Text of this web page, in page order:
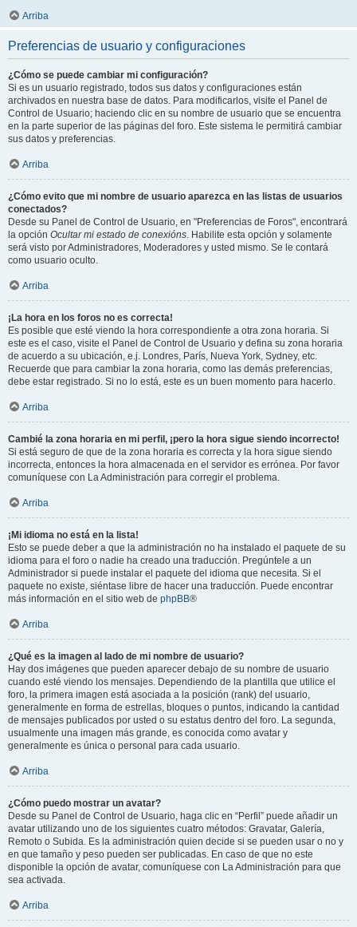
Arriba
Preferencias de usuario y configuraciones
¿Cómo se puede cambiar mi configuración?
Si es un usuario registrado, todos sus datos y configuraciones están
archivados en nuestra base de datos. Para modificarlos, visite el Panel de
Control de Usuario; haciendo clic en su nombre de usuario que se encuentra
en la parte superior de las páginas del foro. Este sistema le permitirá cambiar
sus datos y preferencias.
Arriba
¿Cómo evito que mi nombre de usuario aparezca en las listas de usuarios
conectados?
Desde su Panel de Control de Usuario, en "Preferencias de Foros", encontrará
la opción Ocultar mi estado de conexións. Habilite esta opción y solamente
será visto por Administradores, Moderadores y usted mismo. Se le contará
como usuario oculto.
Arriba
¡La hora en los foros no es correcta!
Es posible que esté viendo la hora correspondiente a otra zona horaria. Si
este es el caso, visite el Panel de Control de Usuario y defina su zona horaria
de acuerdo a su ubicación, e.j. Londres, París, Nueva York, Sydney, etc.
Recuerde que para cambiar la zona horaria, como las demás preferencias,
debe estar registrado. Si no lo está, este es un buen momento para hacerlo.
Arriba
Cambié la zona horaria en mi perfil, ¡pero la hora sigue siendo incorrecto!
Si está seguro de que de la zona horaria es correcta y la hora sigue siendo
incorrecta, entonces la hora almacenada en el servidor es errónea. Por favor
comuníquese con La Administración para corregir el problema.
Arriba
¡Mi idioma no está en la lista!
Esto se puede deber a que la administración no ha instalado el paquete de su
idioma para el foro o nadie ha creado una traducción. Pregúntele a un
Administrador si puede instalar el paquete del idioma que necesita. Si el
paquete no existe, siéntase libre de hacer una traducción. Puede encontrar
más información en el sitio web de phpBB®
Arriba
¿Qué es la imagen al lado de mi nombre de usuario?
Hay dos imágenes que pueden aparecer debajo de su nombre de usuario
cuando esté viendo los mensajes. Dependiendo de la plantilla que utilice el
foro, la primera imagen está asociada a la posición (rank) del usuario,
generalmente en forma de estrellas, bloques o puntos, indicando la cantidad
de mensajes publicados por usted o su estatus dentro del foro. La segunda,
usualmente una imagen más grande, es conocida como avatar y
generalmente es única o personal para cada usuario.
Arriba
¿Cómo puedo mostrar un avatar?
Desde su Panel de Control de Usuario, haga clic en “Perfil” puede añadir un
avatar utilizando uno de los siguientes cuatro métodos: Gravatar, Galería,
Remoto o Subida. Es la administración quien decide si se pueden usar o no y
en que tamaño y peso pueden ser publicadas. En caso de que no este
disponible la opción de avatar, comuníquese con La Administración para que
sea activada.
Arriba